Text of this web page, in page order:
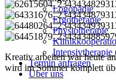
Logopädie
Ergotherapie
Physiotherapie
Termin anfragen
Über uns
Kreativ arbeiten war heute
wird im Sommer komplett